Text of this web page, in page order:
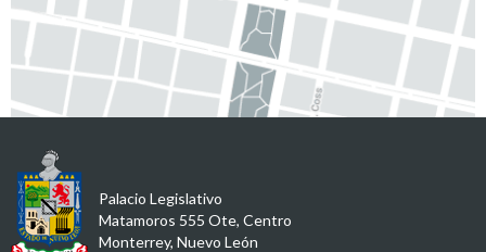
Palacio Legislativo
Matamoros 555 Ote, Centro
Monterrey, Nuevo León